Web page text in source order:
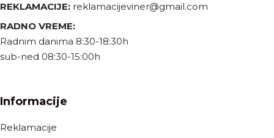
REKLAMACIJE: reklamacijeviner@gmail.com
RADNO VREME:
Radnim danima 8:30-18:30h
sub-ned 08:30-15:00h
Informacije
Reklamacije